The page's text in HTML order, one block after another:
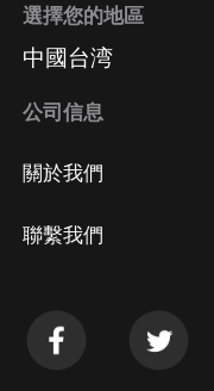
選擇您的地區
中國台湾
公司信息
關於我們
聯繫我們